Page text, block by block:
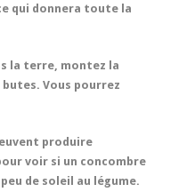
qui donnera toute la
la terre, montez la
Vous pourrez
produire
voir si un concombre
de soleil au légume.